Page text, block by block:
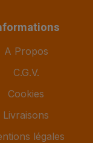
A Propos
C.G.V.
Cookies
Livraisons
légales